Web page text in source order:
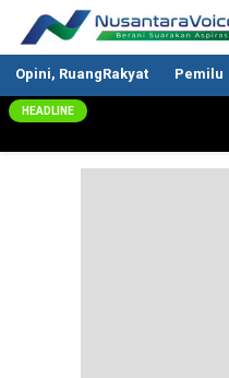
Nusantaravoices.id
Berani Suarakan Aspirasimu
Opini, RuangRakyat Pemilu
HEADLINE